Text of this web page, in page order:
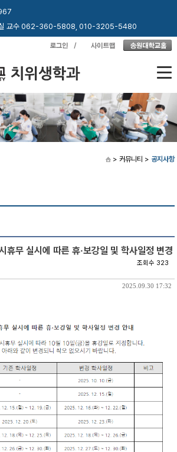
실 교수 062-360-5808, 010-3205-5480
> 커뮤니티 > 공지사항
무 실시에 따른 휴‧보강일 및 학사일정 변경
조회수 323
2025.09.30 17:32